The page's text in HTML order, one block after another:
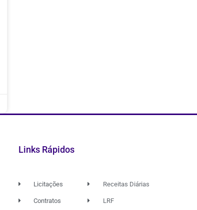
Links Rápidos
Licitações
Contratos
Receitas Diárias
LRF